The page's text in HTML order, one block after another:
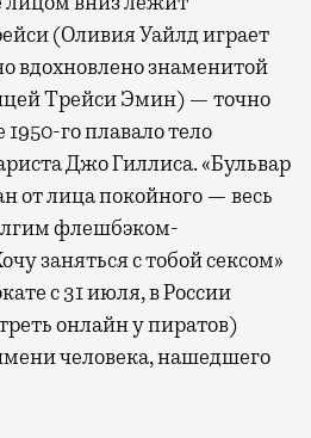
(Оливия Уайлд играет
вдохновлено знаменитой
Трейси Эмин) — точно
го плавало тело
Джо Гиллиса. «Бульвар
от лица покойного — весь
флешбэком-
заняться с тобой сексом»
с 31 июля, в России
онлайн у пиратов)
человека, нашедшего